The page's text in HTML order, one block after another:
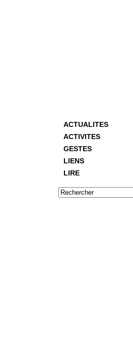
ACTUALITES
ACTIVITES
GESTES
LIENS
LIRE